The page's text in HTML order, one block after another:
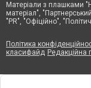
Матеріали з плашками
матеріал",
"PR", "Офіційно",
Політика
класифайд Редакційна